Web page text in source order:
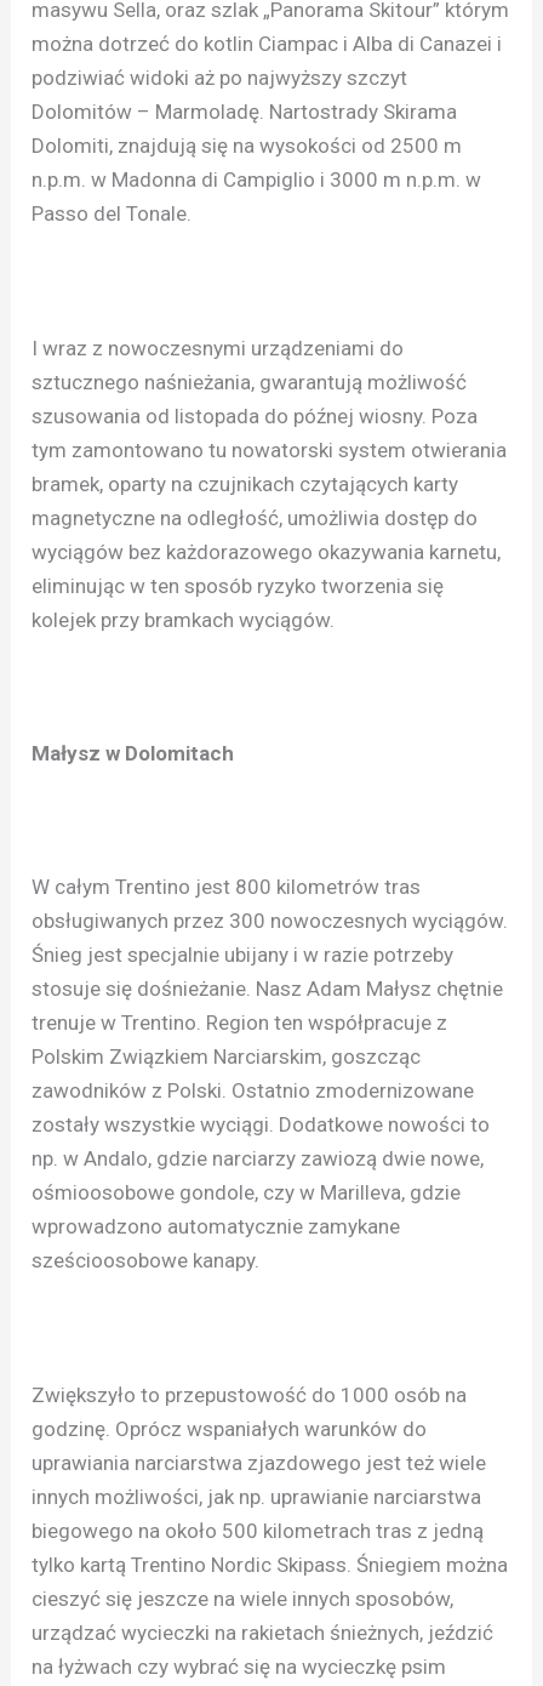
masywu Sella, oraz szlak „Panorama Skitour” którym
można dotrzeć do kotlin Ciampac i Alba di Canazei i
podziwiać widoki aż po najwyższy szczyt
Dolomitów – Marmoladę. Nartostrady Skirama
Dolomiti, znajdują się na wysokości od 2500 m
n.p.m. w Madonna di Campiglio i 3000 m n.p.m. w
Passo del Tonale.
I wraz z nowoczesnymi urządzeniami do
sztucznego naśnieżania, gwarantują możliwość
szusowania od listopada do późnej wiosny. Poza
tym zamontowano tu nowatorski system otwierania
bramek, oparty na czujnikach czytających karty
magnetyczne na odległość, umożliwia dostęp do
wyciągów bez każdorazowego okazywania karnetu,
eliminując w ten sposób ryzyko tworzenia się
kolejek przy bramkach wyciągów.
Małysz w Dolomitach
W całym Trentino jest 800 kilometrów tras
obsługiwanych przez 300 nowoczesnych wyciągów.
Śnieg jest specjalnie ubijany i w razie potrzeby
stosuje się dośnieżanie. Nasz Adam Małysz chętnie
trenuje w Trentino. Region ten współpracuje z
Polskim Związkiem Narciarskim, goszcząc
zawodników z Polski. Ostatnio zmodernizowane
zostały wszystkie wyciągi. Dodatkowe nowości to
np. w Andalo, gdzie narciarzy zawiozą dwie nowe,
ośmioosobowe gondole, czy w Marilleva, gdzie
wprowadzono automatycznie zamykane
sześcioosobowe kanapy.
Zwiększyło to przepustowość do 1000 osób na
godzinę. Oprócz wspaniałych warunków do
uprawiania narciarstwa zjazdowego jest też wiele
innych możliwości, jak np. uprawianie narciarstwa
biegowego na około 500 kilometrach tras z jedną
tylko kartą Trentino Nordic Skipass. Śniegiem można
cieszyć się jeszcze na wiele innych sposobów,
urządzać wycieczki na rakietach śnieżnych, jeździć
na łyżwach czy wybrać się na wycieczkę psim